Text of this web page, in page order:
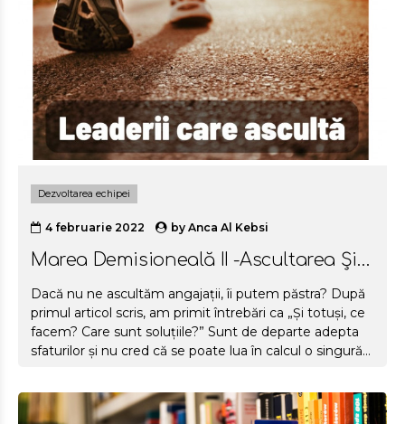
Dezvoltarea echipei
4 februarie 2022 byAnca Al Kebsi
Marea Demisioneală II -Ascultarea Și
Dacă nu ne ascultăm angajații, îi putem păstra? După
primul articol scris, am primit întrebări ca „Și totuși, ce
facem? Care sunt soluțiile?” Sunt de departe adepta
sfaturilor și nu cred că se poate lua în calcul o singură
pot lua în calcul în construirea unor relații profesionale
stabile, în creșterea gradului de retenție și cel al